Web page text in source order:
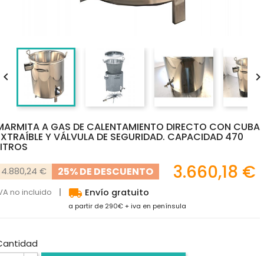
A GAS DE CALENTAMIENTO DIRECTO CON CUBA
Y VÁLVULA DE SEGURIDAD. CAPACIDAD 470
4.880,24 € 25% DE DESCUENTO 3.660,18 €
no incluido local_shipping Envío gratuito
a partir de 290€ + iva en península